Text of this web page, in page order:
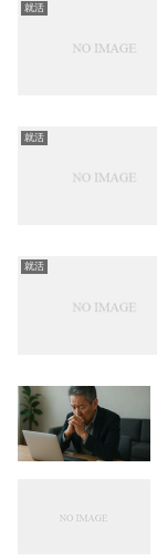
就活
就活
就活